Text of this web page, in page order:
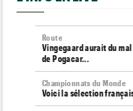
Route
Vingegaard aurait du
de Pogacar...
Championnats du Monde
Voici la sélection